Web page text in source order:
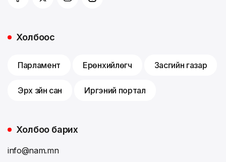
Холбоос
Парламент Ерөнхийлөгч Засгийн газар
Эрх зүйн сан Иргэний портал
Холбоо барих
info@nam.mn